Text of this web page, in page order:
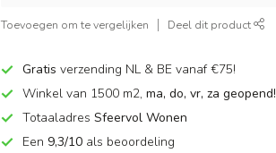
Toevoegen om te vergelijken Deel dit product
Gratisverzending NL & BE vanaf €75!
Winkel van 1500 m2,ma, do, vr, za geopend!
TotaaladresSfeervol Wonen
Een 9,3/10 als beoordeling